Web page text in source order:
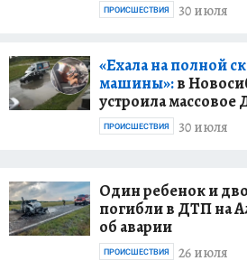
30 июля
ПРОИСШЕСТВИЯ
«Ехала на полной
машины»:в
устроила
30 июля
ПРОИСШЕСТВИЯ
Один ребенок и
погибли в ДТП на
об аварии
26 июля
ПРОИСШЕСТВИЯ